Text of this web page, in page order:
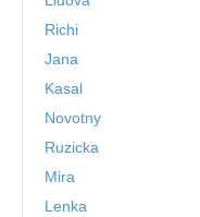
Richi
Jana
Kasal
Novotny
Ruzicka
Mira
Lenka